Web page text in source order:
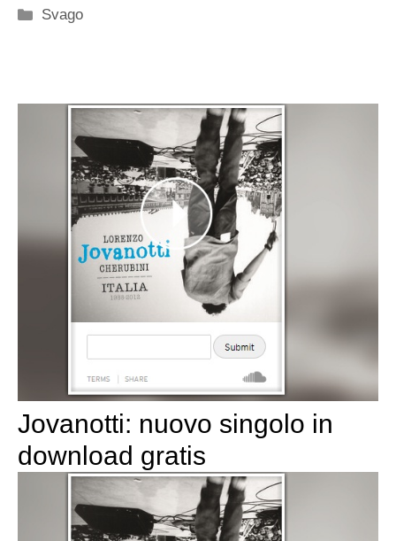
Categorie
Svago
Jovanotti: nuovo singolo in
download gratis